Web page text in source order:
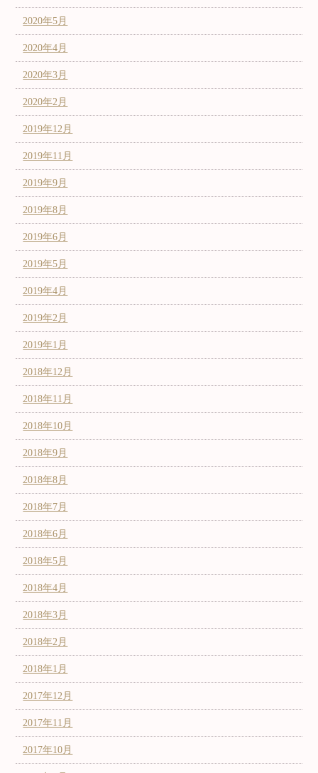
2020年5月
2020年4月
2020年3月
2020年2月
2019年12月
2019年11月
2019年9月
2019年8月
2019年6月
2019年5月
2019年4月
2019年2月
2019年1月
2018年12月
2018年11月
2018年10月
2018年9月
2018年8月
2018年7月
2018年6月
2018年5月
2018年4月
2018年3月
2018年2月
2018年1月
2017年12月
2017年11月
2017年10月